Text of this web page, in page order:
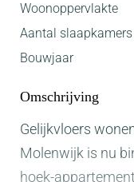
Woonoppervlakte
Aantal slaapkamers
Bouwjaar
Omschrijving
Gelijkvloers
Molenwijk is nu
hoek-